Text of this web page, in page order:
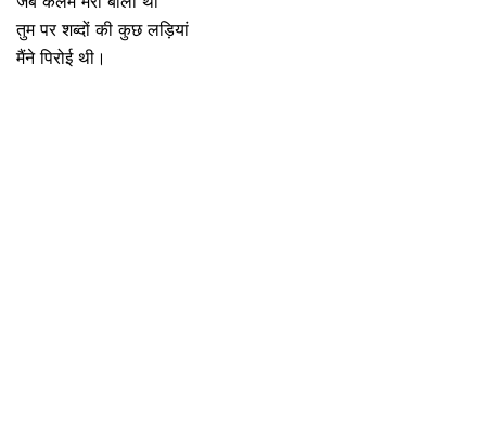
तुम पर शब्दों की कुछ लड़ियां
मैंने पिरोई थी।